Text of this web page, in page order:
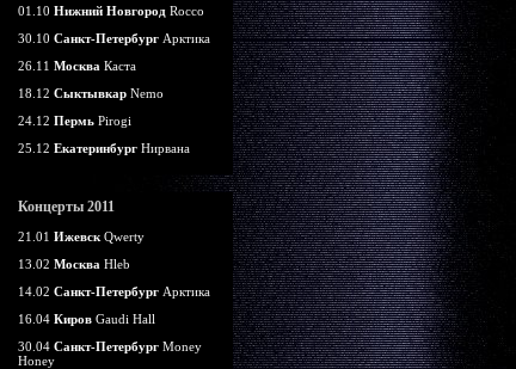
01.10 Нижний Новгород Rocco
30.10 Санкт-Петербург Арктика
26.11 Москва Каста
18.12 Сыктывкар Nemo
24.12 Пермь Pirogi
25.12 Екатеринбург Нирвана
Концерты 2011
21.01 Ижевск Qwerty
13.02 Москва Hleb
14.02 Санкт-Петербург Арктика
16.04 Киров Gaudi Hall
30.04 Санкт-Петербург Money
Honey